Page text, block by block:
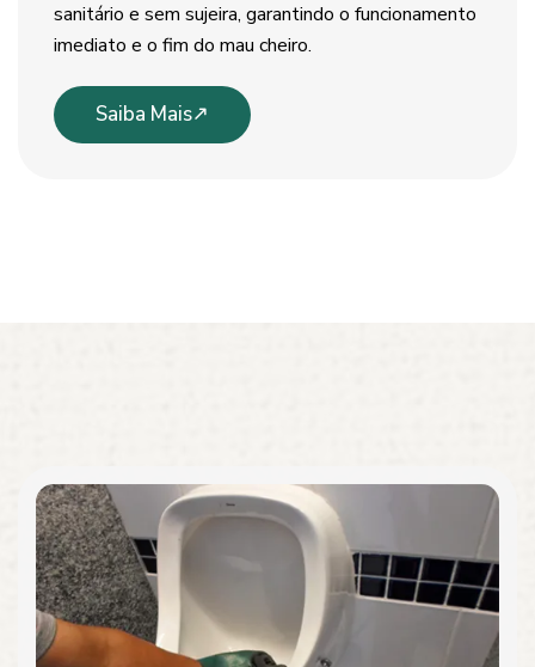
sanitário e sem sujeira, garantindo o funcionamento
imediato e o fim do mau cheiro.
Saiba Mais